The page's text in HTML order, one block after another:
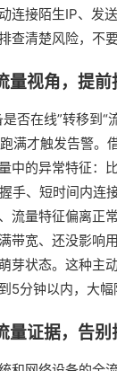
连接陌生IP、发
查清楚风险，不
量视角，提前
否在线”转移到“
满才触发告警。
中的异常特征：
手、短时间内连
流量特征偏离正
带宽、还没影响
芽状态。这种主
5分钟以内，大幅
量证据，告别